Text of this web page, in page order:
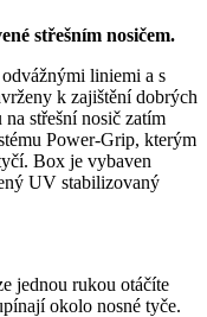
střešním nosičem.
liniemi a s
k zajištění dobrých
střešní nosič zatím
Power-Grip, kterým
Box je vybaven
UV stabilizovaný
jednou rukou otáčíte
okolo nosné tyče.